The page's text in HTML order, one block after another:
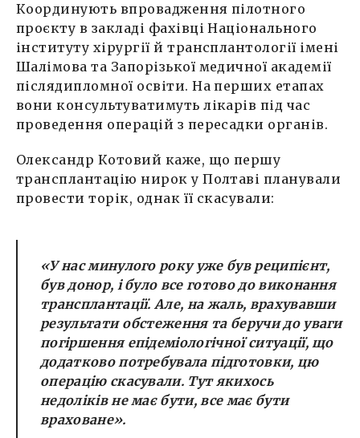
Координують впровадження пілотного
проєкту в закладі фахівці Національного
інституту хірургії й трансплантології імені
Шалімова та Запорізької медичної академії
післядипломної освіти. На перших етапах
вони консультуватимуть лікарів під час
проведення операцій з пересадки органів.
Олександр Котовий каже, що першу
трансплантацію нирок у Полтаві планували
провести торік, однак її скасували:
«У нас минулого року уже був реципієнт,
був донор, і було все готово до виконання
трансплантації. Але, на жаль, врахувавши
результати обстеження та беручи до уваги
погіршення епідеміологічної ситуації, що
додатково потребувала підготовки, цю
операцію скасували. Тут якихось
недоліків не має бути, все має бути
враховане».